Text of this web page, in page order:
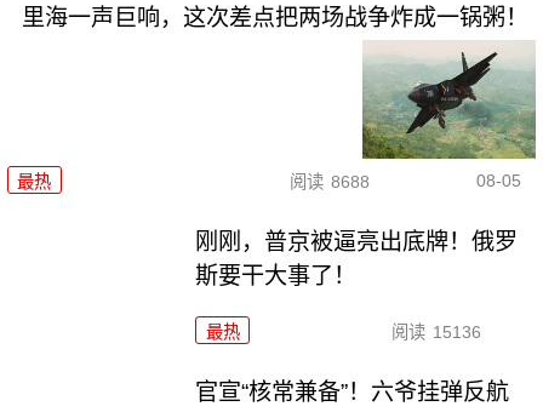
里海一声巨响，这次差点把两场战争炸成一锅粥！
最热 阅读 8688 08-05
刚刚，普京被逼亮出底牌！俄罗
斯要干大事了！
最热 阅读 15136
官宣“核常兼备”！六爷挂弹反航